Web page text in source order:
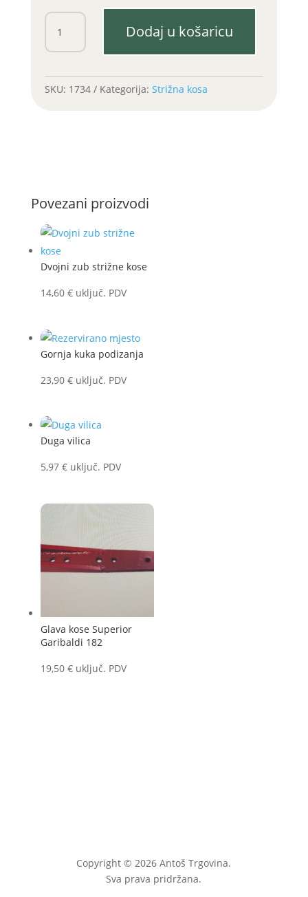
Kosište
Ursus
C355
Dodaj u košaricu
SKU: 1734 Kategorija: Strižna kosa
Povezani proizvodi
Dvojni zub strižne kose
14,60 € uključ. PDV
Gornja kuka podizanja
23,90 € uključ. PDV
Duga vilica
5,97 € uključ. PDV
Glava kose Superior
Garibaldi 182
19,50 € uključ. PDV
Copyright © 2026 Antoš Trgovina.
Sva prava pridržana.